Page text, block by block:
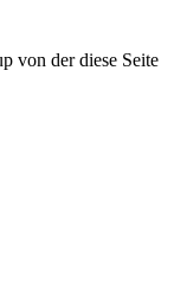
von der diese Seite